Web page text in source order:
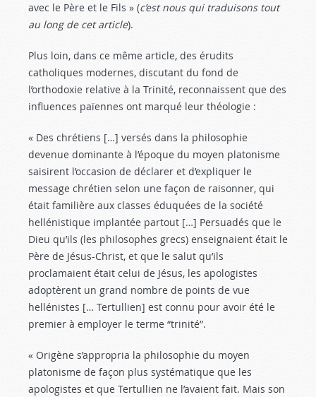
avec le Père et le Fils » (c’est nous qui traduisons tout
au long de cet article).
Plus loin, dans ce même article, des érudits
catholiques modernes, discutant du fond de
l’orthodoxie relative à la Trinité, reconnaissent que des
influences païennes ont marqué leur théologie :
« Des chrétiens […] versés dans la philosophie
devenue dominante à l’époque du moyen platonisme
saisirent l’occasion de déclarer et d’expliquer le
message chrétien selon une façon de raisonner, qui
était familière aux classes éduquées de la société
hellénistique implantée partout […] Persuadés que le
Dieu qu’ils (les philosophes grecs) enseignaient était le
Père de Jésus-Christ, et que le salut qu’ils
proclamaient était celui de Jésus, les apologistes
adoptèrent un grand nombre de points de vue
hellénistes [… Tertullien] est connu pour avoir été le
premier à employer le terme “trinité”.
« Origène s’appropria la philosophie du moyen
platonisme de façon plus systématique que les
apologistes et que Tertullien ne l’avaient fait. Mais son